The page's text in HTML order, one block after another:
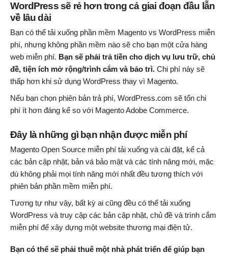
WordPress sẽ rẻ hơn trong cả giai đoạn đầu lẫn
về lâu dài
Bạn có thể tải xuống phần mềm Magento vs WordPress miễn
phí, nhưng không phần mềm nào sẽ cho bạn một cửa hàng
web miễn phí. Bạn sẽ phải trả tiền cho dịch vụ lưu trữ, chủ
đề, tiện ích mở rộng/trình cắm và bảo trì. Chi phí này sẽ
thấp hơn khi sử dụng WordPress thay vì Magento.
Nếu bạn chọn phiên bản trả phí, WordPress.com sẽ tốn chi
phí ít hơn đáng kể so với Magento Adobe Commerce.
Đây là những gì bạn nhận được miễn phí
Magento Open Source miễn phí tải xuống và cài đặt, kể cả
các bản cập nhật, bản vá bảo mật và các tính năng mới, mặc
dù không phải mọi tính năng mới nhất đều tương thích với
phiên bản phần mềm miễn phí.
Tương tự như vậy, bất kỳ ai cũng đều có thể tải xuống
WordPress và truy cập các bản cập nhật, chủ đề và trình cắm
miễn phí để xây dựng một website thương mại điện tử.
Bạn có thể sẽ phải thuê một nhà phát triển để giúp bạn